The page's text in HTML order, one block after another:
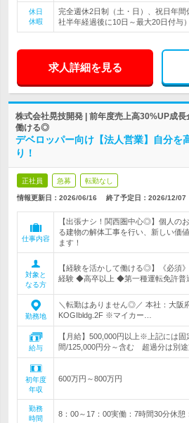
休日
休暇
完全週休2日制（土・日）、祝日年間
社半年経過後に10日～最大20日付与
求人詳細を見る
株式会社晃技開発 | 前年度売上高30%UP成
働ける◎
デベロッパー向け【法人営業】自分を
り！
正社員 急募 転勤なし
情報更新日：2026/06/16 終了予定日： 2026/12/07
仕事内容
【出張ナシ！関西圏中心◎】個人の
る建物の解体工事を行い、新しい価
ます！
対象と
なる方
【経験を活かして働ける◎】《必須
経験 ◆高卒以上 ◆第一種運転免許普
勤務地
＼転勤はありません◎／ 本社：大阪
KOGIbldg.2F ※マイカー…
給与
【月給】500,000円以上※上記には
間/125,000円分～含む 超過分は別
初年度
年収
600万円～800万円
勤務
時間
8：00～17：00実働：7時間30分休